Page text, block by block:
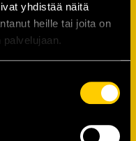
yhdistää näitä
heille tai joita on